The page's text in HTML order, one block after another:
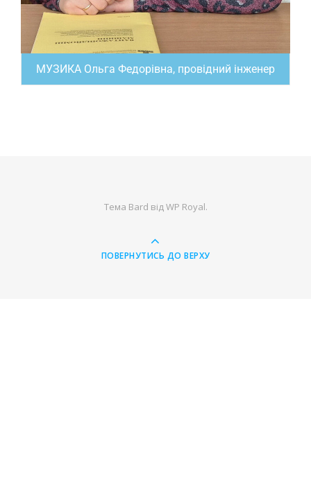
МУЗИКА Ольга Федорівна, провідний інженер
Тема Bard від WP Royal.
ПОВЕРНУТИСЬ ДО ВЕРХУ